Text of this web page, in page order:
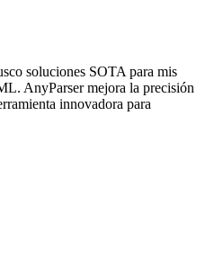
soluciones SOTA para mis
AnyParser mejora la precisión
innovadora para